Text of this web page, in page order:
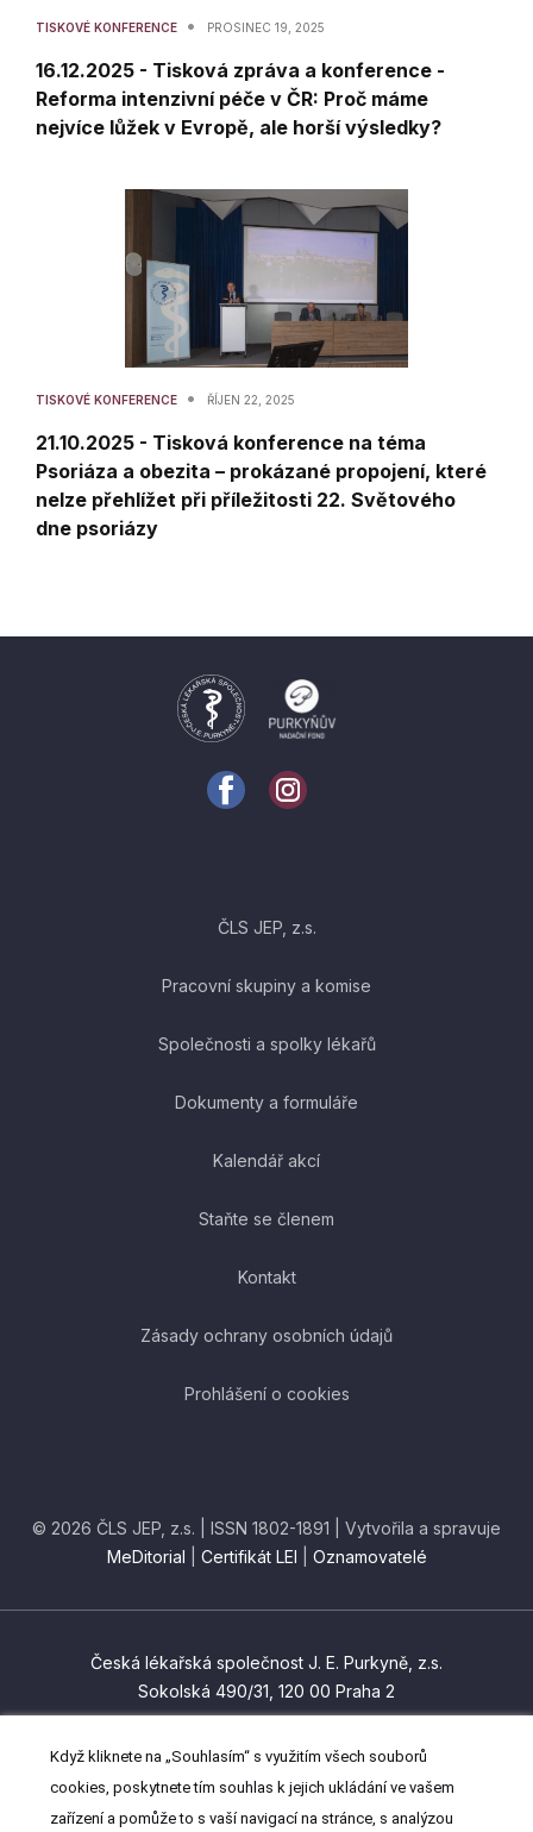
TISKOVÉ KONFERENCE • PROSINEC 19, 2025
16.12.2025 - Tisková zpráva a konference -
Reforma intenzivní péče v ČR: Proč máme
nejvíce lůžek v Evropě, ale horší výsledky?
TISKOVÉ KONFERENCE • ŘÍJEN 22, 2025
21.10.2025 - Tisková konference na téma
Psoriáza a obezita – prokázané propojení, které
nelze přehlížet při příležitosti 22. Světového
dne psoriázy
ČLS JEP, z.s.
Pracovní skupiny a komise
Společnosti a spolky lékařů
Dokumenty a formuláře
Kalendář akcí
Staňte se členem
Kontakt
Zásady ochrany osobních údajů
Prohlášení o cookies
© 2026 ČLS JEP, z.s. | ISSN 1802-1891 | Vytvořila a spravuje
MeDitorial
Certifikát LEI Oznamovatelé
Česká lékařská společnost J. E. Purkyně, z.s.
Sokolská 490/31, 120 00 Praha 2
(+420) 224 266 201
Když kliknete na „Souhlasím“ s využitím všech souborů
cookies, poskytnete tím souhlas k jejich ukládání ve vašem
zařízení a pomůže to s vaší navigací na stránce, s analýzou